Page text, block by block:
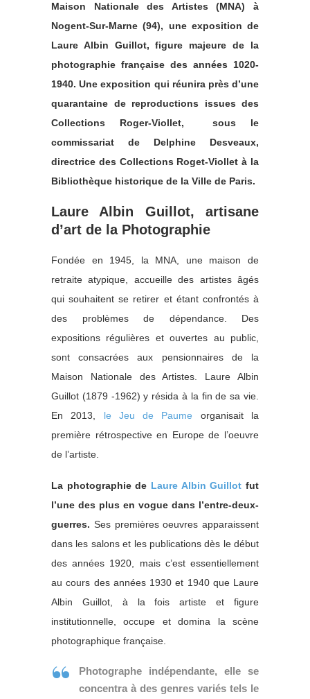
Maison Nationale des Artistes (MNA) à
Nogent-Sur-Marne (94), une exposition de
Laure Albin Guillot, figure majeure de la
photographie française des années 1020-
1940. Une exposition qui réunira près d’une
quarantaine de reproductions issues des
Collections Roger-Viollet, sous le
commissariat de Delphine Desveaux,
directrice des Collections Roget-Viollet à la
Bibliothèque historique de la Ville de Paris.
Laure Albin Guillot, artisane
d’art de la Photographie
Fondée en 1945, la MNA, une maison de
retraite atypique, accueille des artistes âgés
qui souhaitent se retirer et étant confrontés à
des problèmes de dépendance. Des
expositions régulières et ouvertes au public,
sont consacrées aux pensionnaires de la
Maison Nationale des Artistes. Laure Albin
Guillot (1879 -1962) y résida à la fin de sa vie.
En 2013, le Jeu de Paume organisait la
première rétrospective en Europe de l’oeuvre
de l’artiste.
La photographie de Laure Albin Guillot fut
l’une des plus en vogue dans l’entre-deux-
guerres. Ses premières oeuvres apparaissent
dans les salons et les publications dès le début
des années 1920, mais c’est essentiellement
au cours des années 1930 et 1940 que Laure
Albin Guillot, à la fois artiste et figure
institutionnelle, occupe et domina la scène
photographique française.
Photographe indépendante, elle se
concentra à des genres variés tels le